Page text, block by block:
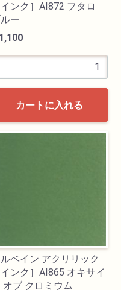
インク］AI872 フタロ
ー
カートに入れる
ベイン アクリリック
インク］AI865 オキサイ
オブ クロミウム